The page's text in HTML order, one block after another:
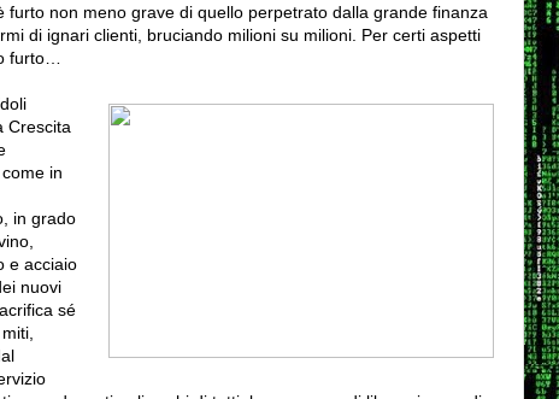
non meno grave di quello perpetrato dalla grande finanza
di ignari clienti, bruciando milioni su milioni. Per certi aspetti
furto…
Crescita
in
in grado
e acciaio
nuovi
sé